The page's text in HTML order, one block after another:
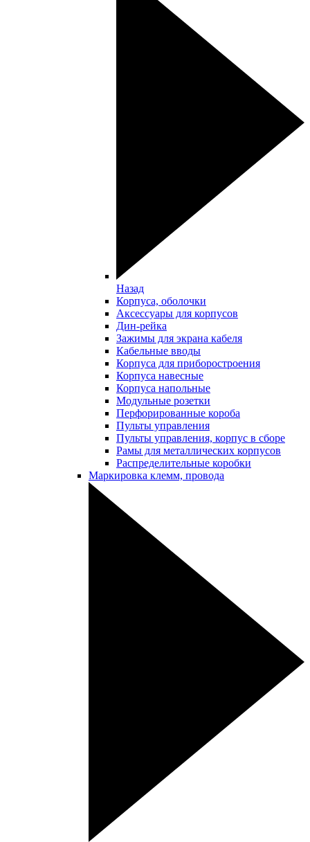
Назад
Корпуса, оболочки
Аксессуары для корпусов
Дин-рейка
Зажимы для экрана кабеля
Кабельные вводы
Корпуса для приборостроения
Корпуса навесные
Корпуса напольные
Модульные розетки
Перфорированные короба
Пульты управления
Пульты управления, корпус в сборе
Рамы для металлических корпусов
Распределительные коробки
Маркировка клемм, провода